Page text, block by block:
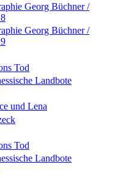
Georg Büchner /
Georg Büchner /
Tod
Landbote
und Lena
Tod
Landbote